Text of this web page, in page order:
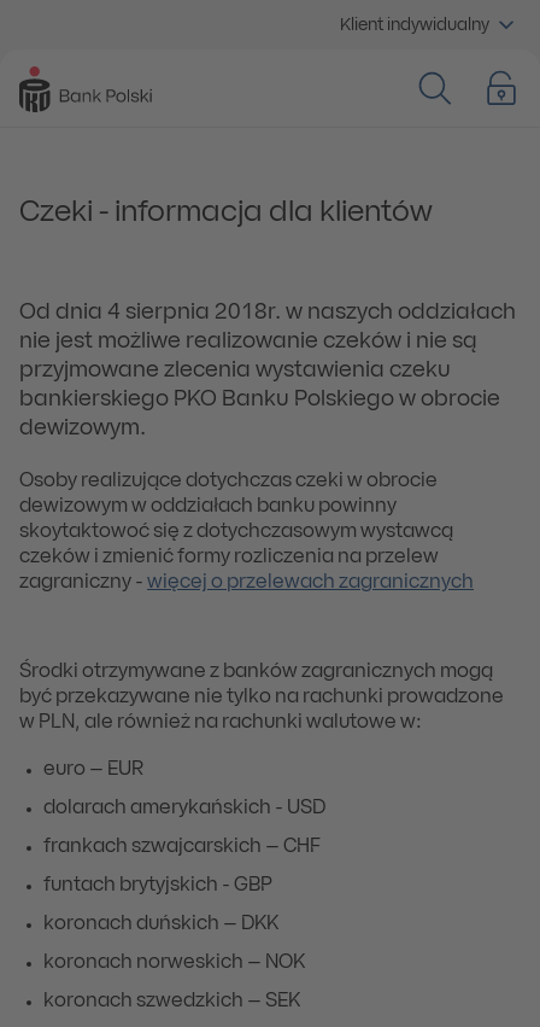
Klient indywidualny
Czeki - informacja dla klientów
Od dnia 4 sierpnia 2018r. w naszych oddziałach
nie jest możliwe realizowanie czeków i nie są
przyjmowane zlecenia wystawienia czeku
bankierskiego PKO Banku Polskiego w obrocie
dewizowym.
Osoby realizujące dotychczas czeki w obrocie
dewizowym w oddziałach banku powinny
skoytaktowoć się z dotychczasowym wystawcą
czeków i zmienić formy rozliczenia na przelew
zagraniczny - więcej o przelewach zagranicznych
Środki otrzymywane z banków zagranicznych mogą
być przekazywane nie tylko na rachunki prowadzone
w PLN, ale również na rachunki walutowe w:
euro – EUR
dolarach amerykańskich - USD
frankach szwajcarskich – CHF
funtach brytyjskich - GBP
koronach duńskich – DKK
koronach norweskich – NOK
koronach szwedzkich – SEK